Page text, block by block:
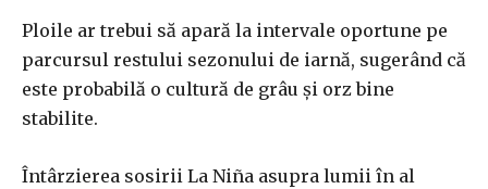
Ploile ar trebui să apară la intervale oportune pe
parcursul restului sezonului de iarnă, sugerând că
este probabilă o cultură de grâu și orz bine
stabilite.
Întârzierea sosirii La Niña asupra lumii în al